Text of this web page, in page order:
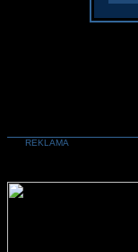
REKLAMA